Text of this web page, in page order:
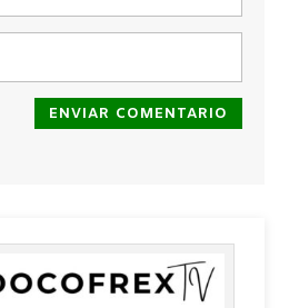
ENVIAR COMENTARIO